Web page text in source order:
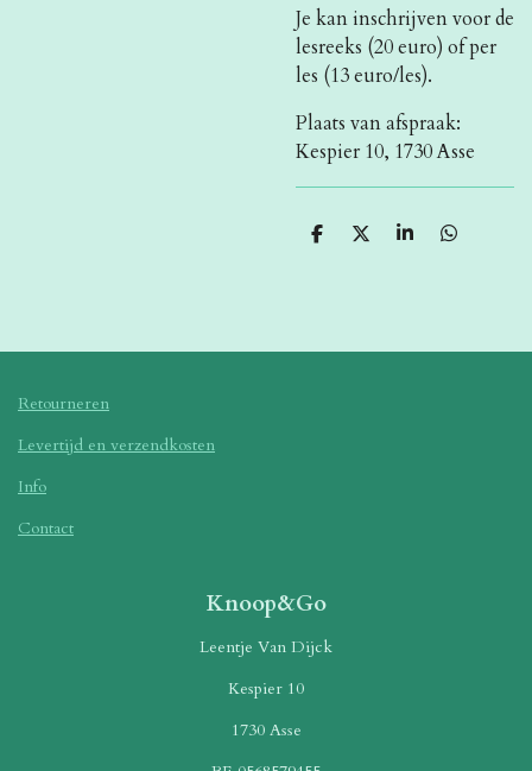
Je kan inschrijven voor de
lesreeks (20 euro) of per
les (13 euro/les).
Plaats van afspraak:
Kespier 10, 1730 Asse
D
D
S
D
Retourneren
Levertijd en verzendkosten
Info
Contact
Knoop&Go
Leentje Van Dijck
Kespier 10
1730 Asse